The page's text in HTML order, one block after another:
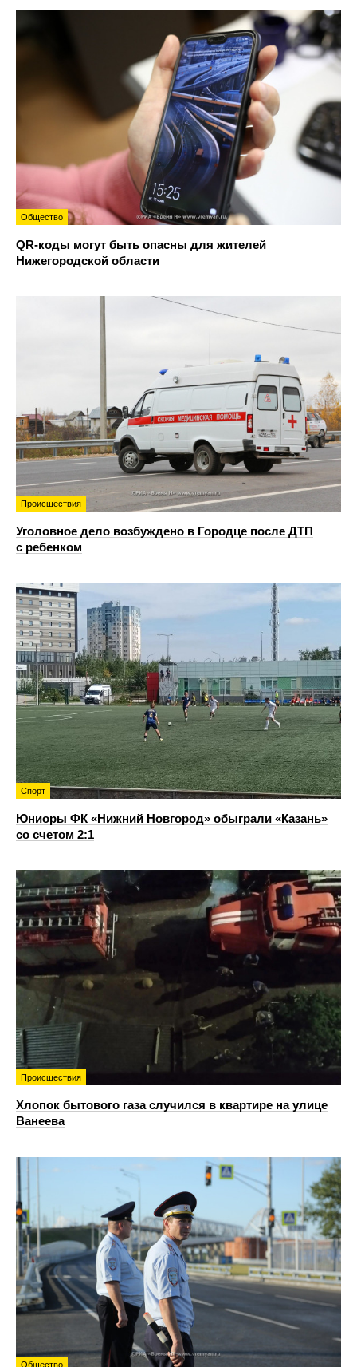
Общество
QR-коды могут быть опасны для жителей
Нижегородской области
Происшествия
Уголовное дело возбуждено в Городце после ДТП
с ребенком
Спорт
Юниоры ФК «Нижний Новгород» обыграли «Казань»
со счетом 2:1
Происшествия
Хлопок бытового газа случился в квартире на улице
Ванеева
Общество